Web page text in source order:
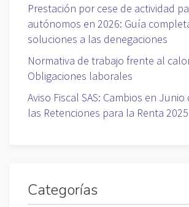
Prestación por cese de actividad
autónomos en 2026: Guía
soluciones a las denegaciones
Normativa de trabajo frente al
Obligaciones laborales
Aviso Fiscal SAS: Cambios en Junio
las Retenciones para la Renta 2025
Categorías